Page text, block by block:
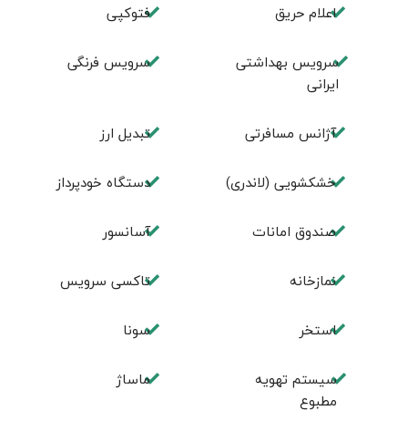
اعلام حریق فتوکپی
سرویس بهداشتی
ایرانی
سرویس فرنگی
آژانس مسافرتی تبديل ارز
خشکشویی (لاندری) دستگاه خودپرداز
صندوق امانات آسانسور
نمازخانه تاکسی سرویس
استخر سونا
سیستم تهویه
مطبوع
ماساژ